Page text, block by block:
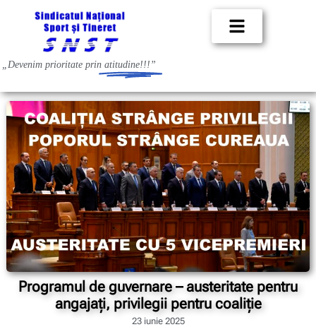
„Devenim prioritate prin atitudine!!!”
Programul de guvernare – austeritate pentru
angajați, privilegii pentru coaliție
23 iunie 2025